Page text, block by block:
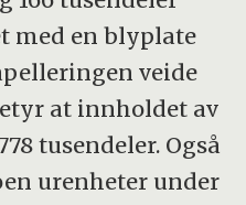
med en blyplate
veide
at innholdet av
tusendeler. Også
urenheter under